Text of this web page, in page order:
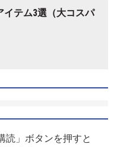
イテム3選（大コスパ
読」ボタンを押すと